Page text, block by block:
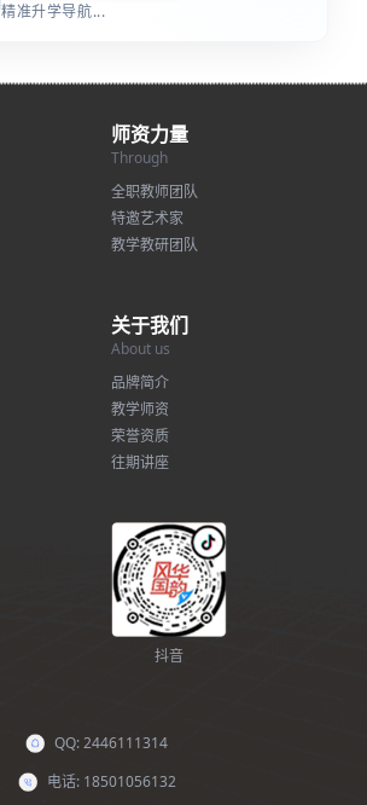
精准升学导航...
师资力量
Through
全职教师团队
特邀艺术家
教学教研团队
关于我们
About us
品牌简介
教学师资
荣誉资质
往期讲座
抖音
QQ: 2446111314
电话: 18501056132